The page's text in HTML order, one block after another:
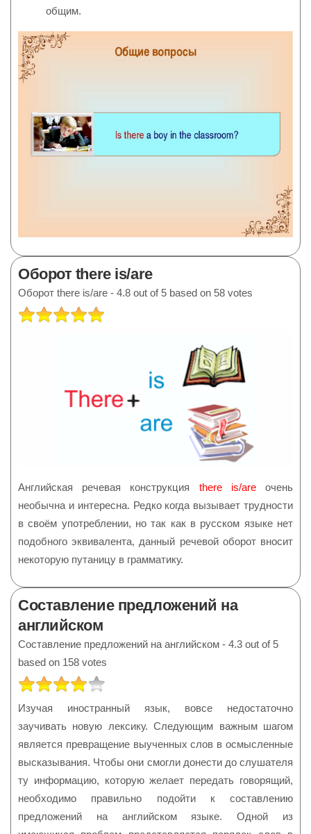
общим.
Оборот there is/are
Оборот there is/are - 4.8 out of 5 based on 58 votes
РЕЙТИНГ:
Английская речевая конструкция there is/areочень
необычна и интересна. Редко когда вызывает трудности
в своём употреблении, но так как в русском языке нет
подобного эквивалента, данный речевой оборот вносит
некоторую путаницу в грамматику.
Составление предложений на
английском
Составление предложений на английском - 4.3 out of 5
based on 158 votes
РЕЙТИНГ:
Изучая иностранный язык, вовсе недостаточно
заучивать новую лексику. Следующим важным шагом
является превращение выученных слов в осмысленные
высказывания. Чтобы они смогли донести до слушателя
ту информацию, которую желает передать говорящий,
необходимо правильно подойти к составлению
предложений на английском языке. Одной из